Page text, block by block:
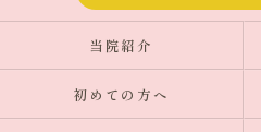
当院紹介
初めての方へ